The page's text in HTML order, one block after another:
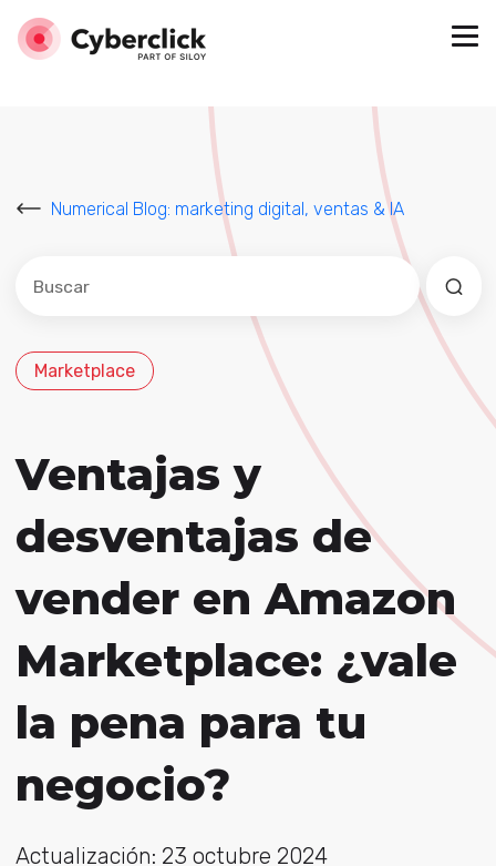
Numerical Blog: marketing digital, ventas & IA
Este es un campo de búsqueda con una función de
No hay sugerencias porque el campo de
Marketplace
Ventajas y
desventajas de
vender en Amazon
Marketplace: ¿vale
la pena para tu
negocio?
Actualización: 23 octubre 2024